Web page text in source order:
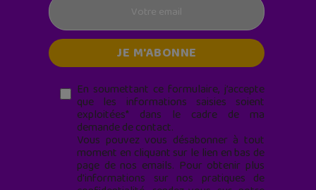
En soumettant ce formulaire, j’accepte
que les informations saisies soient
exploitées* dans le cadre de ma
demande de contact.
Vous pouvez vous désabonner à tout
moment en cliquant sur le lien en bas de
page de nos emails. Pour obtenir plus
d'informations sur nos pratiques de